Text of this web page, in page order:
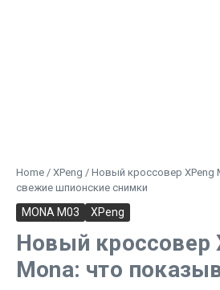
Home / XPeng / Новый кроссовер XPeng
свежие шпионские снимки
MONA M03 XPeng
Новый кроссовер
Mona: что